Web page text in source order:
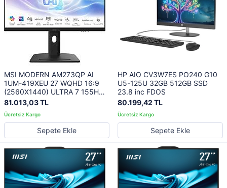
MSI MODERN AM273QP AI
1UM-419XEU 27 WQHD 16:9
(2560X1440) ULTRA 7 155H
16GB DDR5 1TB SSD FDOS
SIYAH AIO PC
81.013,03 TL
Sepete Ekle
HP AIO CV3W7ES PO240 G10
U5-125U 32GB 512GB SSD
23.8 inc FDOS
80.199,42 TL
Sepete Ekle